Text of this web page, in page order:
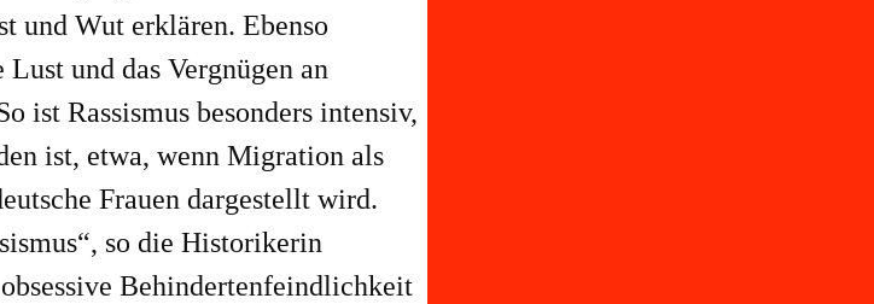
und Wut erklären. Ebenso
Lust und das Vergnügen an
ist Rassismus besonders intensiv,
ist, etwa, wenn Migration als
Frauen dargestellt wird.
so die Historikerin
Behindertenfeindlichkeit